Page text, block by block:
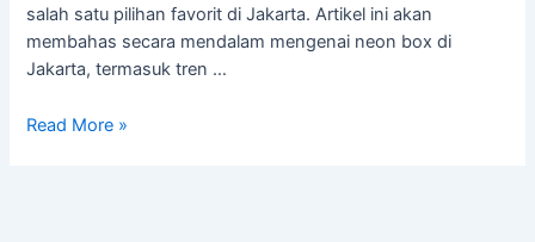
salah satu pilihan favorit di Jakarta. Artikel ini akan
membahas secara mendalam mengenai neon box di
Jakarta, termasuk tren …
Read More »